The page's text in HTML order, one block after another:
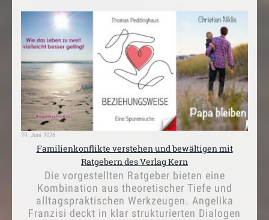
29. Juni 2026
Familienkonflikte verstehen und bewältigen mit
Ratgebern des Verlag Kern
Die vorgestellten Ratgeber bieten eine
Kombination aus theoretischer Tiefe und
alltagspraktischen Werkzeugen. Angelika
Franzisi deckt in klar strukturierten Dialogen